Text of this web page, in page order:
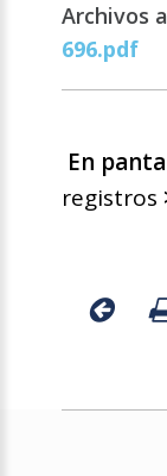
Archivos
696.pdf
En
registros